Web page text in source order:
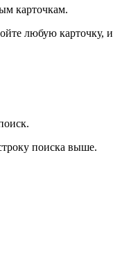
карточкам.
любую карточку, и
поиска выше.